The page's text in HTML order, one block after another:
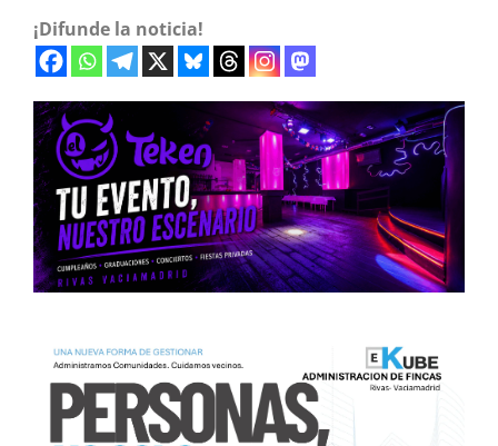
¡Difunde la noticia!